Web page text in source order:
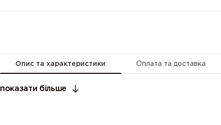
Опис та характеристики Оплата та доставка
показати більше